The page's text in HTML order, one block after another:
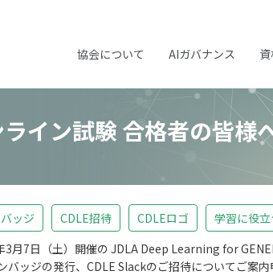
協会について AIガバナンス
イン試験 合格者の皆様
ッジ CDLE招待 CDLEロゴ
学習に役
月7日（土）開催の JDLA Deep Learning for
ッジの発行、CDLE Slackのご招待についてご案内